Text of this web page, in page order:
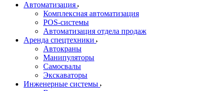
Автоматизация
Комплексная автоматизация
POS-системы
Автоматизация отдела продаж
Аренда спецтехники
Автокраны
Манипуляторы
Самосвалы
Экскаваторы
Инженерные системы